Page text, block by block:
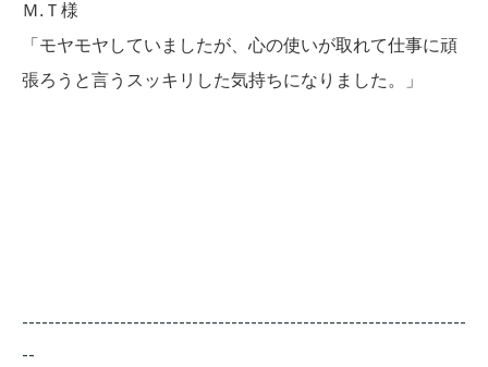
Ｍ.Ｔ様
「モヤモヤしていましたが、心の使いが取れて仕事に頑
張ろうと言うスッキリした気持ちになりました。」
--------------------------------------------------------------------
--